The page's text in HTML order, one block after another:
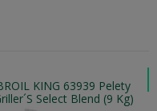
KING 63939 Pelety
Select Blend (9 Kg)